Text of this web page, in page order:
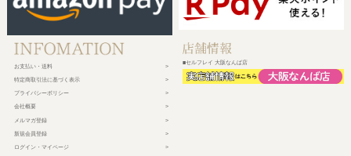
お支払い・送料
特定商取引法に基づく表示
プライバシーポリシー
会社概要
メルマガ登録
新規会員登録
ログイン・マイページ
■セルフレイ 大阪なんば店